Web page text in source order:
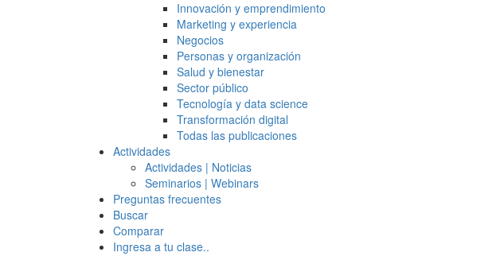
Innovación y emprendimiento
Marketing y experiencia
Negocios
Personas y organización
Salud y bienestar
Sector público
Tecnología y data science
Transformación digital
Todas las publicaciones
Actividades
Actividades | Noticias
Seminarios | Webinars
Preguntas frecuentes
Buscar
Comparar
Ingresa a tu clase..